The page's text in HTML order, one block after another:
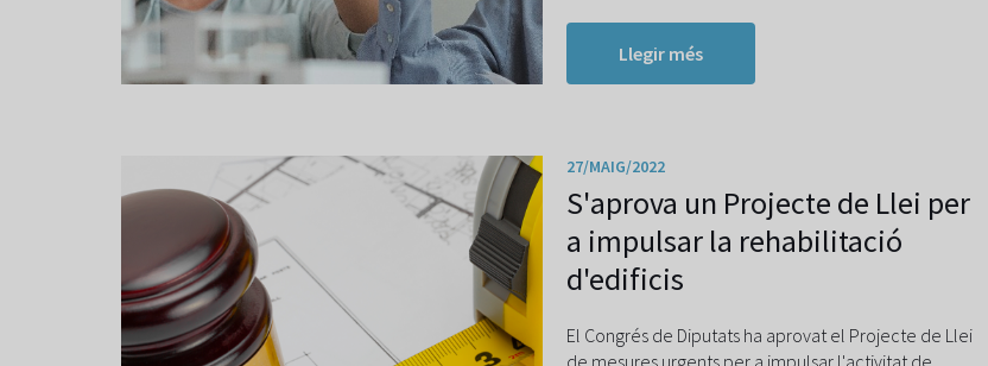
Llegir més
27/MAIG/2022
S'aprova un Projecte de Llei per
a impulsar la rehabilitació
d'edificis
El Congrés de Diputats ha aprovat el Projecte de Llei
de mesures urgents per a impulsar l'activitat de